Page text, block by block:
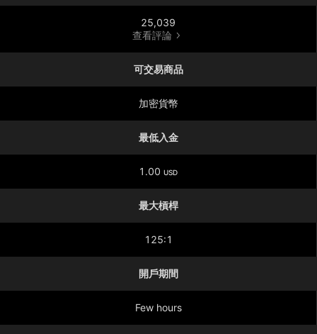
25,039
查看評論
可交易商品
加密貨幣
最低入金
1.00 USD
最大槓桿
125:1
開戶期間
Few hours